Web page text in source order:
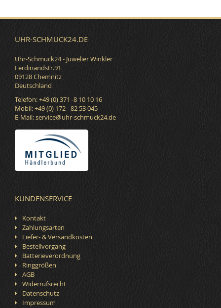
UHR-SCHMUCK24.DE
Uhr-Schmuck24 - Juwelier Winkler
Ferdinandstr.91
09128 Chemnitz
Deutschland
Telefon: +49 (0) 371 -8 10 10 16
Mobil: +49 (0) 172 - 82 53 045
E-Mail:service@uhr-schmuck24.de
KUNDENSERVICE
Kontakt
Zahlungsarten
Liefer- & Versandkosten
Bestellvorgang
Batterieverordnung
Ringgrößen
AGB
Widerrufsrecht
Datenschutz
Impressum